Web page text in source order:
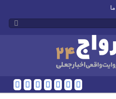
ما